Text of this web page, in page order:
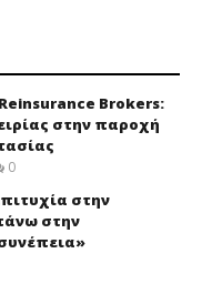
Brokers:
στην παροχή
0
στην
στην